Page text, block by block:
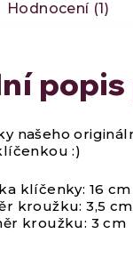
Hodnocení (1)
našeho
:)
klíčenky: 16 cm
kroužku: 3,5 cm
kroužku: 3 cm